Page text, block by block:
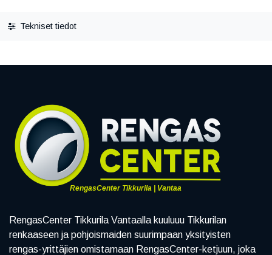
Tekniset tiedot
RengasCenter Tikkurila | Vantaa
RengasCenter Tikkurila Vantaalla kuuluuu Tikkurilan
renkaaseen ja pohjoismaiden suurimpaan yksityisten
rengas-yrittäjien omistamaan RengasCenter-ketjuun, joka